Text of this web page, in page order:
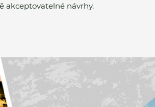
akceptovatelné návrhy.